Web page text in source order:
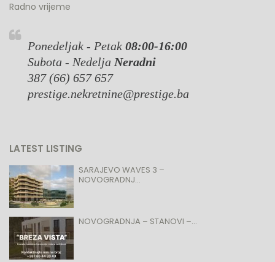
Radno vrijeme
Ponedeljak - Petak 08:00-16:00
Subota - Nedelja Neradni
387 (66) 657 657
prestige.nekretnine@prestige.ba
LATEST LISTING
SARAJEVO WAVES 3 –
NOVOGRADNJ...
NOVOGRADNJA – STANOVI –...